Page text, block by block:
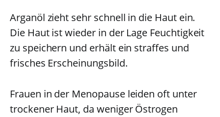
Arganöl zieht sehr schnell in die Haut ein.
Die Haut ist wieder in der Lage Feuchtigkeit
zu speichern und erhält ein straffes und
frisches Erscheinungsbild.
Frauen in der Menopause leiden oft unter
trockener Haut, da weniger Östrogen